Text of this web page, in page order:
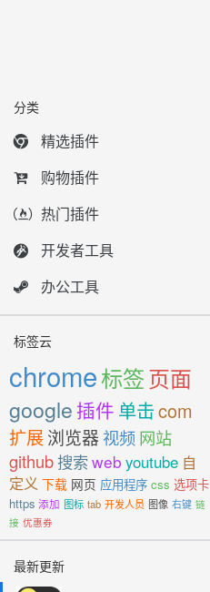
分类
精选插件
购物插件
热门插件
开发者工具
办公工具
标签云
chrome标签页面
google 插件 单击com
扩展浏览器 视频网站
github搜索web youtube 自
定义 下载 网页 应用程序 css 选项卡
https 添加 图标 tab 开发人员 图像 右键 链
接 优惠券
最新更新